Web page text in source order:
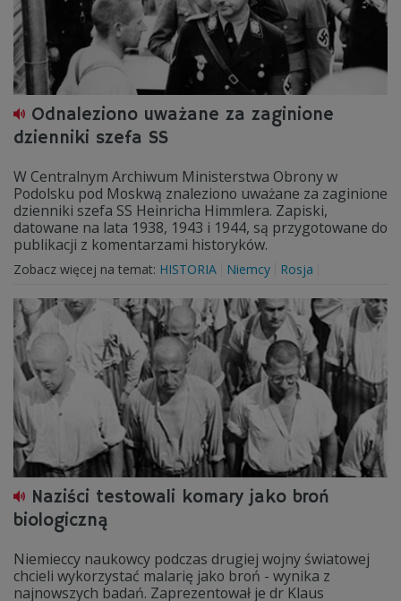
Odnaleziono uważane za zaginione
dzienniki szefa SS
W Centralnym Archiwum Ministerstwa Obrony w
Podolsku pod Moskwą znaleziono uważane za zaginione
dzienniki szefa SS Heinricha Himmlera. Zapiski,
datowane na lata 1938, 1943 i 1944, są przygotowane do
publikacji z komentarzami historyków.
Zobacz więcej na temat: HISTORIA Niemcy Rosja
Naziści testowali komary jako broń
biologiczną
Niemieccy naukowcy podczas drugiej wojny światowej
chcieli wykorzystać malarię jako broń - wynika z
najnowszych badań. Zaprezentował je dr Klaus